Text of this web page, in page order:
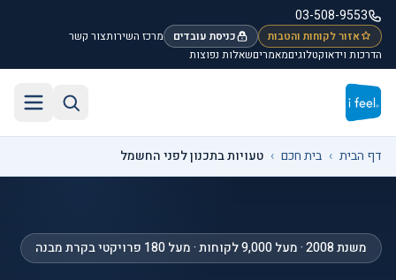
דלג לתוכן הראשי
03-508-9553
אזור לקוחות והטבות כניסת עובדים מרכז השירותצור קשר
הדרכות וידאוקטלוגיםמאמריםשאלות נפוצות
דף הבית › בית חכם › טעויות בתכנון לפני החשמל
משנת 2008 · מעל 9,000 לקוחות · מעל 180 פרויקטי בקרת מבנה